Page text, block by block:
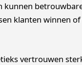
klanten winnen
vertrouwen